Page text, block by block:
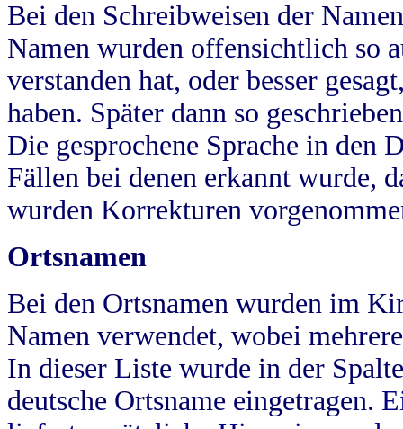
Bei den Schreibweisen der
Namen wurden offensichtlich so
verstanden hat, oder besser
haben. Später dann so
Die gesprochene Sprache in
Fällen bei denen erkannt wurde,
wurden Korrekturen
Ortsnamen
Bei den Ortsnamen wurden im
Namen verwendet, wobei
In dieser Liste wurde in der
deutsche Ortsname eingetragen.